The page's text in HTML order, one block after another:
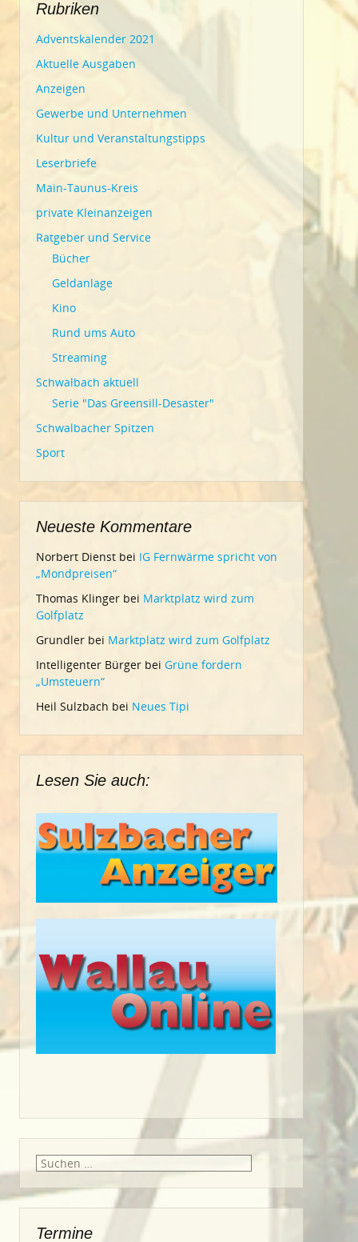
Rubriken
Adventskalender 2021
Aktuelle Ausgaben
Anzeigen
Gewerbe und Unternehmen
Kultur und Veranstaltungstipps
Leserbriefe
Main-Taunus-Kreis
private Kleinanzeigen
Ratgeber und Service
Bücher
Geldanlage
Kino
Rund ums Auto
Streaming
Schwalbach aktuell
Serie "Das Greensill-Desaster"
Schwalbacher Spitzen
Sport
Neueste Kommentare
Norbert Dienst bei IG Fernwärme spricht von
„Mondpreisen“
Thomas Klinger bei Marktplatz wird zum
Golfplatz
Grundler bei Marktplatz wird zum Golfplatz
Intelligenter Bürger bei Grüne fordern
„Umsteuern“
Heil Sulzbach bei Neues Tipi
Lesen Sie auch:
Suche
Termine